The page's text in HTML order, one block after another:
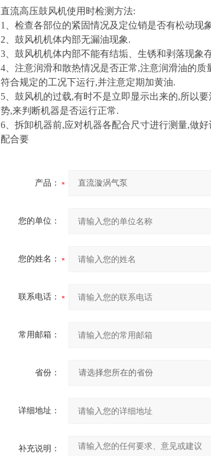
直流高压鼓风机使用时检测方法:
1、检查各部位的紧固情况及定位销是否有松动现
2、鼓风机机体内部无漏油现象.
3、鼓风机机体内部不能有结垢、生锈和剥落现象
4、注意润滑和散热情况是否正常,注意润滑油的
符合规定的工况下运行,并注意定期加黄油.
5、鼓风机的过载,有时不是立即显示出来的,所以
势,来判断机器是否运行正常.
6、拆卸机器前,应对机器各配合尺寸进行测量,做
配合要
产品：
您的单位：
您的姓名：
联系电话：
常用邮箱：
省份：
详细地址：
补充说明：